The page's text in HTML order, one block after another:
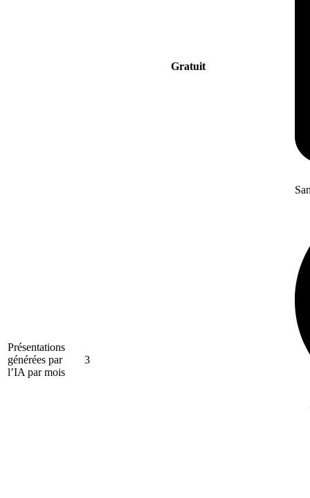
Gratuit
Présentations
générées par
l’IA par mois
3